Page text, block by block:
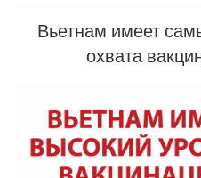
Вьетнам имеет
охвата